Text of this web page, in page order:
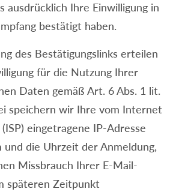
ausdrücklich Ihre Einwilligung in
bestätigt haben.
des Bestätigungslinks erteilen
für die Nutzung Ihrer
Daten gemäß Art. 6 Abs. 1 lit.
speichern wir Ihre vom Internet
eingetragene IP-Adresse
und die Uhrzeit der Anmeldung,
Missbrauch Ihrer E-Mail-
späteren Zeitpunkt